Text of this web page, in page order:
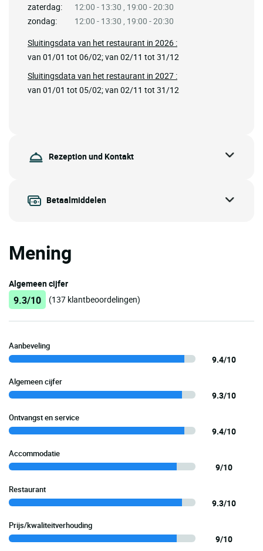
zaterdag:
12:00 - 13:30 , 19:00 - 20:30
zondag:
12:00 - 13:30 , 19:00 - 20:30
Sluitingsdata van het restaurant in 2026 :
van 01/01 tot 06/02; van 02/11 tot 31/12
Sluitingsdata van het restaurant in 2027 :
van 01/01 tot 05/02; van 02/11 tot 31/12
Rezeption und Kontakt
Betaalmiddelen
Mening
Algemeen cijfer
9.3/10 (137 klantbeoordelingen)
Aanbeveling
9.4/10
Algemeen cijfer
9.3/10
Ontvangst en service
9.4/10
Accommodatie
9/10
Restaurant
9.3/10
Prijs/kwaliteitverhouding
9/10